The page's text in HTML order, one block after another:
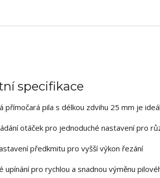
specifikace
přímočará pila s délkou zdvihu 25 mm je
otáček pro jednoduché nastavení pro
předkmitu pro vyšší výkon řezání
upínání pro rychlou a snadnou výměnu